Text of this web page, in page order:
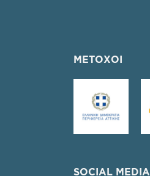
ΜΕΤΟΧΟΙ
SOCIAL MEDIA